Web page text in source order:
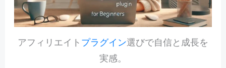
アフィリエイト プラグイン選びで自信と成長を
実感。